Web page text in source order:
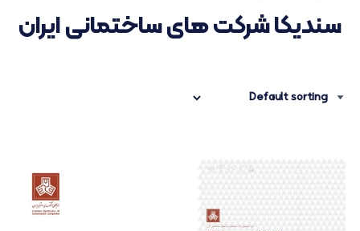
سندیکا شرکت های ساختمانی ایران